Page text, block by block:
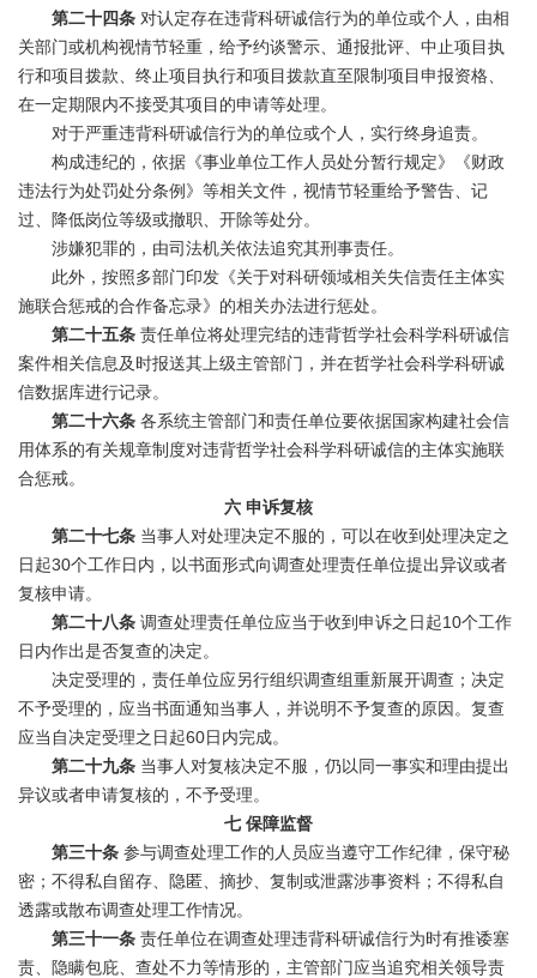
第二十四条 对认定存在违背科研诚信行为的单位或个人，由相
关部门或机构视情节轻重，给予约谈警示、通报批评、中止项目执
行和项目拨款、终止项目执行和项目拨款直至限制项目申报资格、
在一定期限内不接受其项目的申请等处理。
对于严重违背科研诚信行为的单位或个人，实行终身追责。
构成违纪的，依据《事业单位工作人员处分暂行规定》《财政
违法行为处罚处分条例》等相关文件，视情节轻重给予警告、记
过、降低岗位等级或撤职、开除等处分。
涉嫌犯罪的，由司法机关依法追究其刑事责任。
此外，按照多部门印发《关于对科研领域相关失信责任主体实
施联合惩戒的合作备忘录》的相关办法进行惩处。
第二十五条 责任单位将处理完结的违背哲学社会科学科研诚信
案件相关信息及时报送其上级主管部门，并在哲学社会科学科研诚
信数据库进行记录。
第二十六条 各系统主管部门和责任单位要依据国家构建社会信
用体系的有关规章制度对违背哲学社会科学科研诚信的主体实施联
合惩戒。
六 申诉复核
第二十七条 当事人对处理决定不服的，可以在收到处理决定之
日起30个工作日内，以书面形式向调查处理责任单位提出异议或者
复核申请。
第二十八条 调查处理责任单位应当于收到申诉之日起10个工作
日内作出是否复查的决定。
决定受理的，责任单位应另行组织调查组重新展开调查；决定
不予受理的，应当书面通知当事人，并说明不予复查的原因。复查
应当自决定受理之日起60日内完成。
第二十九条 当事人对复核决定不服，仍以同一事实和理由提出
异议或者申请复核的，不予受理。
七 保障监督
第三十条 参与调查处理工作的人员应当遵守工作纪律，保守秘
密；不得私自留存、隐匿、摘抄、复制或泄露涉事资料；不得私自
透露或散布调查处理工作情况。
第三十一条 责任单位在调查处理违背科研诚信行为时有推诿塞
责、隐瞒包庇、查处不力等情形的，主管部门应当追究相关领导责